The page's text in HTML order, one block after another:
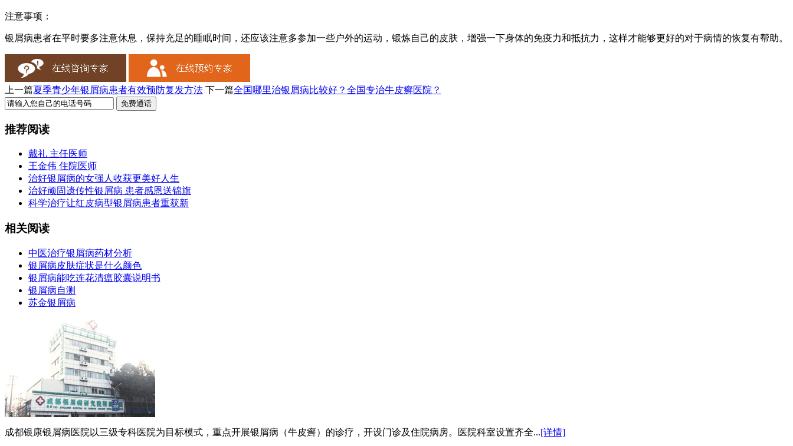
注意事项：
银屑病患者在平时要多注意休息，保持充足的睡眠时间，还应该注意多参加一些户外的运动，锻炼自己的皮肤，增强一下身体的免疫力和抵抗力，这样才能够更好的对于病情的恢复有帮助。
上一篇夏季青少年银屑病患者有效预防复发方法 下一篇全国哪里治银屑病比较好？全国专治牛皮癣医院？
推荐阅读
戴礼 主任医师
王金伟 住院医师
治好银屑病的女强人收获更美好人生
治好顽固遗传性银屑病 患者感恩送锦旗
科学治疗让红皮病型银屑病患者重获新
相关阅读
中医治疗银屑病药材分析
银屑病皮肤症状是什么颜色
银屑病能吃连花清瘟胶囊说明书
银屑病自测
苏金银屑病
成都银康银屑病医院以三级专科医院为目标模式，重点开展银屑病（牛皮癣）的诊疗，开设门诊及住院病房。医院科室设置齐全...[详情]